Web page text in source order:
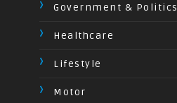
Government & Politics
Healthcare
Lifestyle
Motor